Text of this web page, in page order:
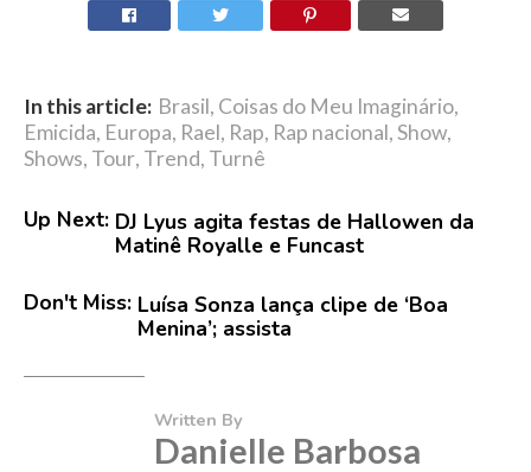
In this article: Brasil, Coisas do Meu Imaginário,
Emicida, Europa, Rael, Rap, Rap nacional,Show,
Shows, Tour, Trend, Turnê
Up Next: DJ Lyus agita festas de Hallowen da
Matinê Royalle e Funcast
Don't Miss: Luísa Sonza lança clipe de ‘Boa
Menina’; assista
Written By
Danielle Barbosa